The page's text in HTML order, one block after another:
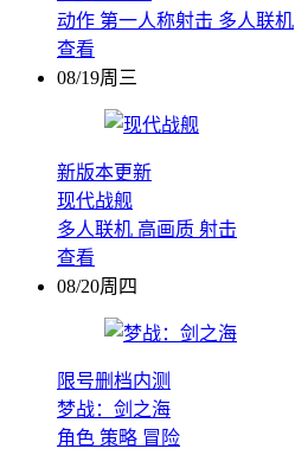
动作 第一人称射击 多人联机
查看
08/19周三
新版本更新
现代战舰
多人联机 高画质 射击
查看
08/20周四
限号删档内测
梦战：剑之海
角色 策略 冒险